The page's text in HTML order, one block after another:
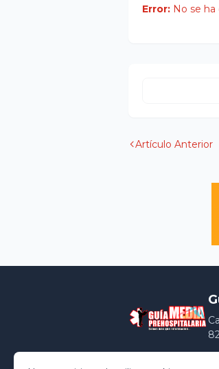
Error: No se
Artículo Anterior